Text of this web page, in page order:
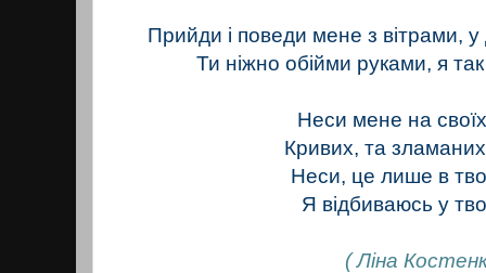
Прийди і поведи мене з вітрами, у
Ти ніжно обійми руками, я
Неси мене на
Кривих, та
Неси, це лише в
Я відбиваюсь у
( Ліна